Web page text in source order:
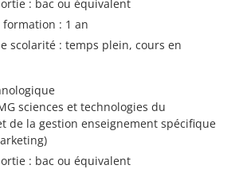
: bac ou équivalent
formation : 1 an
scolarité : temps plein, cours en
sciences et technologies du
de la gestion enseignement spécifique
: bac ou équivalent